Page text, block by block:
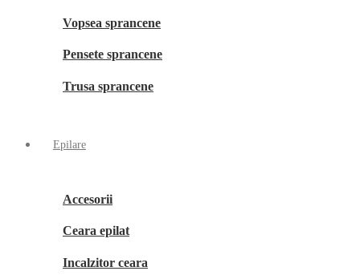
Vopsea sprancene
Pensete sprancene
Trusa sprancene
Epilare
Accesorii
Ceara epilat
Incalzitor ceara